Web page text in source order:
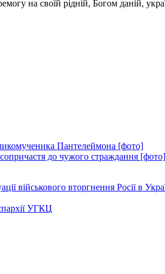
на своїй рідній, Богом даній,
Пантелеймона [фото]
до чужого страждання [фото]
військового вторгнення Росії в
УГКЦ